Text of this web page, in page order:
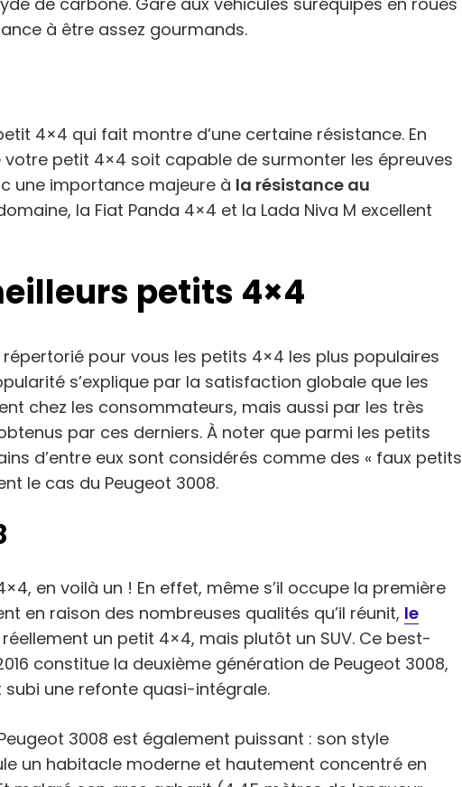
à être assez gourmands.
4×4 qui fait montre d’une certaine résistance. En
petit 4×4 soit capable de surmonter les épreuves
une importance majeure à la résistance au
la Fiat Panda 4×4 et la Lada Niva M excellent
petits 4×4
pour vous les petits 4×4 les plus populaires
s’explique par la satisfaction globale que les
chez les consommateurs, mais aussi par les très
par ces derniers. À noter que parmi les petits
d’entre eux sont considérés comme des « faux petits
le cas du Peugeot 3008.
en voilà un ! En effet, même s’il occupe la première
en raison des nombreuses qualités qu’il réunit, le
réellement un petit 4×4, mais plutôt un SUV. Ce best-
constitue la deuxième génération de Peugeot 3008,
une refonte quasi-intégrale.
3008 est également puissant : son style
un habitacle moderne et hautement concentré en